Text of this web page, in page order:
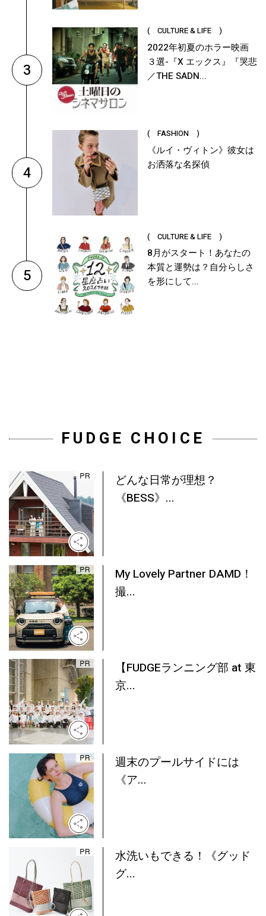
3
( CULTURE & LIFE )
2022年初夏のホラー映画
３選-『X エックス』『哭悲
／THE SADN...
4
( FASHION )
《ルイ・ヴィトン》彼女は
お洒落な名探偵
5
( CULTURE & LIFE )
8月がスタート！あなたの
本質と運勢は？自分らしさ
を形にして...
FUDGE CHOICE
どんな日常が理想？
《BESS》...
My Lovely Partner DAMD！
撮...
【FUDGEランニング部 at 東
京...
週末のプールサイドには
《ア...
水洗いもできる！《グッド
グ...